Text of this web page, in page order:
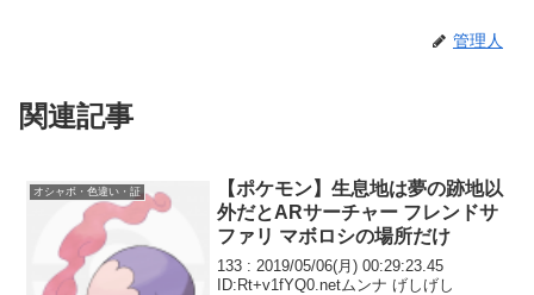
管理人
関連記事
オシャボ・色違い・証
【ポケモン】生息地は夢の跡地以
外だとARサーチャー フレンドサ
ファリ マボロシの場所だけ
133 : 2019/05/06(月) 00:29:23.45
ID:Rt+v1fYQ0.netムンナ げしげし